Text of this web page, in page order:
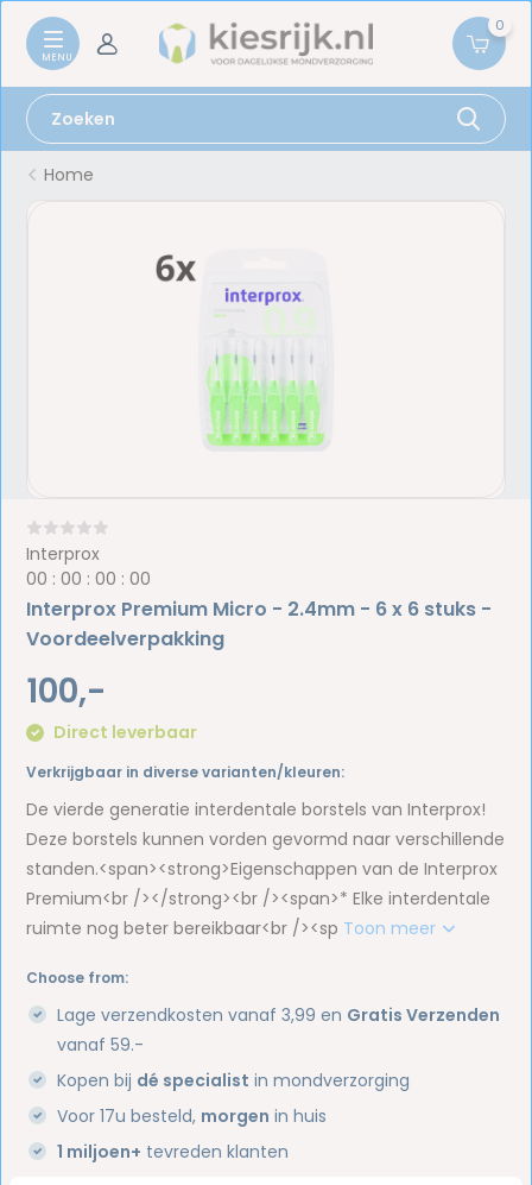
0
Home
Interprox
00 :00 :00 :00
Interprox Premium Micro - 2.4mm - 6 x 6 stuks -
Voordeelverpakking
100,-
Direct leverbaar
Verkrijgbaar in diverse varianten/kleuren:
De vierde generatie interdentale borstels van Interprox!
Deze borstels kunnen vorden gevormd naar verschillende
standen.<span><strong>Eigenschappen van de Interprox
Premium<br /></strong><br /><span>* Elke interdentale
ruimte nog beter bereikbaar<br /><sp Toon meer
Choose from:
Lage verzendkosten vanaf 3,99 en Gratis Verzenden
vanaf 59.-
Kopen bij dé specialist in mondverzorging
Voor 17u besteld, morgen in huis
1 miljoen+ tevreden klanten